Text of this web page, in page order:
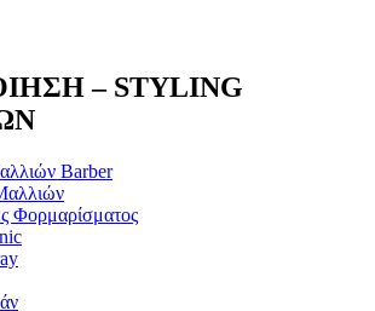
– STYLING
Barber
Φορμαρίσματος